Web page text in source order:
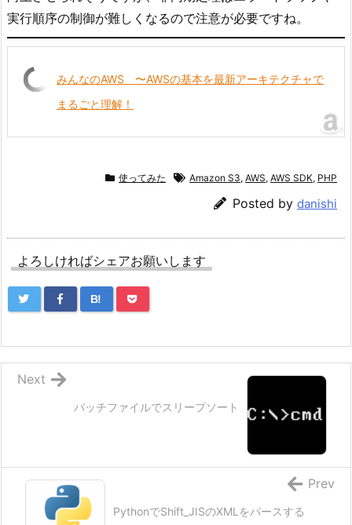
実行順序の制御が難しくなるので注意が必要ですね。
みんなのAWS 〜AWSの基本を最新アーキテクチャで
まるごと理解！
使ってみた Amazon S3, AWS, AWS SDK, PHP
Posted by danishi
よろしければシェアお願いします
B!
バッチファイルでスリープソート
Next
PythonでShift_JISのXMLをパースする
Prev